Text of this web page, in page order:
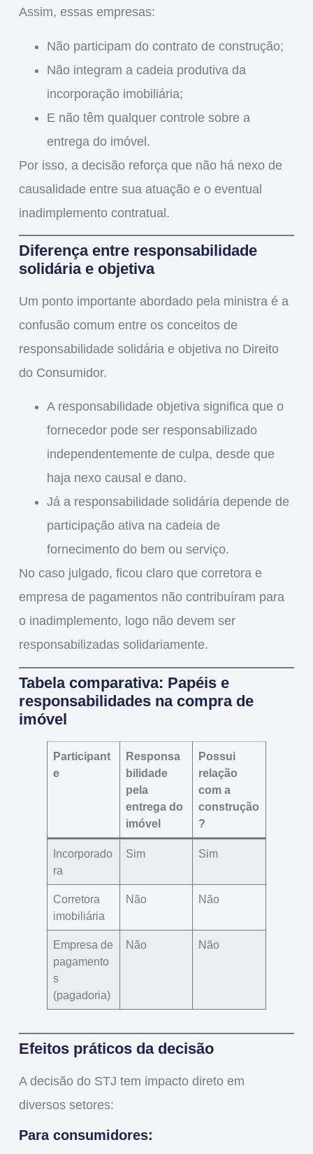
Assim, essas empresas:
Não participam do contrato de construção;
Não integram a cadeia produtiva da
incorporação imobiliária;
E não têm qualquer controle sobre a
entrega do imóvel.
Por isso, a decisão reforça que não há nexo de
causalidade entre sua atuação e o eventual
inadimplemento contratual.
Diferença entre responsabilidade
solidária e objetiva
Um ponto importante abordado pela ministra é a
confusão comum entre os conceitos de
responsabilidade solidária e objetiva no Direito
do Consumidor.
A responsabilidade objetivasignifica que o
fornecedor pode ser responsabilizado
independentemente de culpa, desde que
haja nexo causal e dano.
Já a responsabilidade solidária depende de
participação ativana cadeia de
fornecimento do bem ou serviço.
No caso julgado, ficou claro que corretora e
empresa de pagamentos não contribuíram para
o inadimplemento, logo não devem ser
responsabilizadas solidariamente.
Tabela comparativa: Papéis e
responsabilidades na compra de
imóvel
Participant
e
Responsa
bilidade
pela
entrega do
imóvel
Possui
relação
com a
construção
?
Incorporado
ra
Sim Sim
Corretora
imobiliária
Não Não
Empresa de
pagamento
s
(pagadoria)
Não Não
Efeitos práticos da decisão
A decisão do STJ tem impacto diretoem
diversos setores:
Para consumidores: